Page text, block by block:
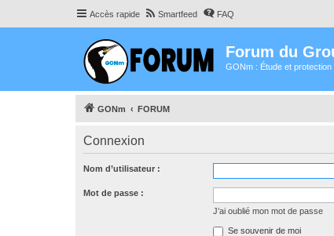
Accès rapide Smartfeed FAQ
Forum du
GONm : Étude et
GONm FORUM
Connexion
Nom d’utilisateur :
Mot de passe :
J’ai oublié mon mot de passe
Se souvenir de moi